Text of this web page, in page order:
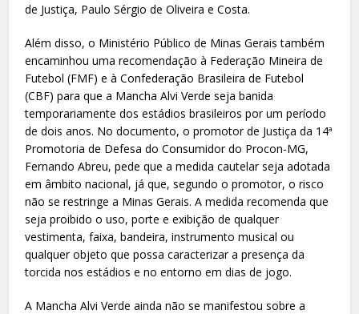
de Justiça, Paulo Sérgio de Oliveira e Costa.
Além disso, o Ministério Público de Minas Gerais também
encaminhou uma recomendação à Federação Mineira de
Futebol (FMF) e à Confederação Brasileira de Futebol
(CBF) para que a Mancha Alvi Verde seja banida
temporariamente dos estádios brasileiros por um período
de dois anos. No documento, o promotor de Justiça da 14ª
Promotoria de Defesa do Consumidor do Procon-MG,
Fernando Abreu, pede que a medida cautelar seja adotada
em âmbito nacional, já que, segundo o promotor, o risco
não se restringe a Minas Gerais. A medida recomenda que
seja proibido o uso, porte e exibição de qualquer
vestimenta, faixa, bandeira, instrumento musical ou
qualquer objeto que possa caracterizar a presença da
torcida nos estádios e no entorno em dias de jogo.
A Mancha Alvi Verde ainda não se manifestou sobre a